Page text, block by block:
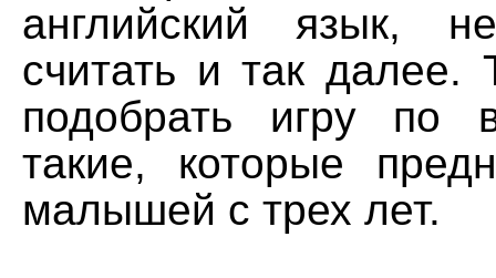
английский язык,
считать и так
подобрать игру по
такие, которые
малышей с трех лет.